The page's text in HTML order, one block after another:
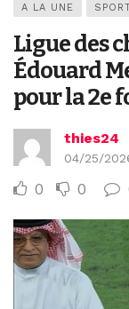
A LA UNE
Ligue des
Édouard
pour la 2e
thies24
04/25/
0 0